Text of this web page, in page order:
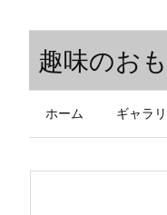
趣味のお
ホーム ギャラ